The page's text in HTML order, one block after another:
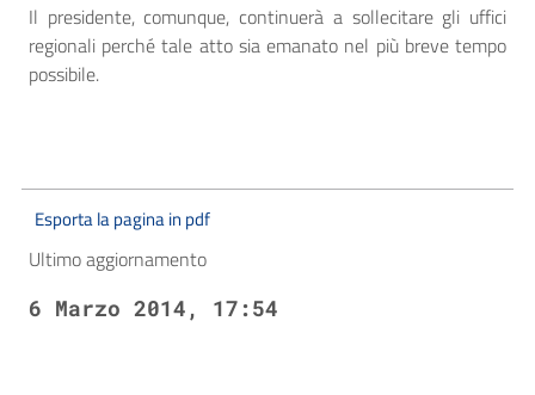
Il presidente, comunque, continuerà a sollecitare gli uffici
regionali perché tale atto sia emanato nel più breve tempo
possibile.
Esporta la pagina in pdf
Ultimo aggiornamento
6 Marzo 2014, 17:54